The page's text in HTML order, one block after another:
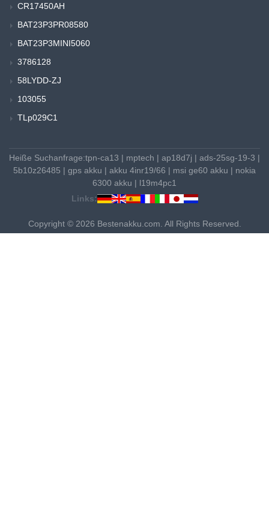
CR17450AH
BAT23P3PR08580
BAT23P3MINI5060
3786128
58LYDD-ZJ
103055
TLp029C1
Heiße Suchanfrage:tpn-ca13 | mptech | ap18d7j | ads-25sg-19-3 |
5b10z26485 | gps akku | akku 4inr19/66 | msi ge60 akku | nokia
6300 akku | l19m4pc1
Links:
Copyright © 2026 Bestenakku.com. All Rights Reserved.